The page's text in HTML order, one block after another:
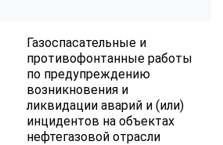
Газоспасательные и
противофонтанные работы
по предупреждению
возникновения и
ликвидации аварий и (или)
инцидентов на объектах
нефтегазовой отрасли